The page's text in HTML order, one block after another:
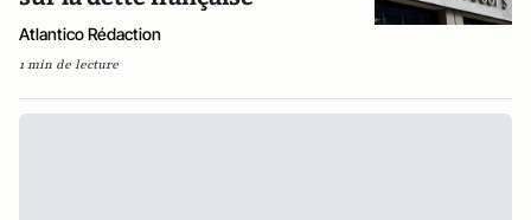
Atlantico Rédaction
1 min de lecture